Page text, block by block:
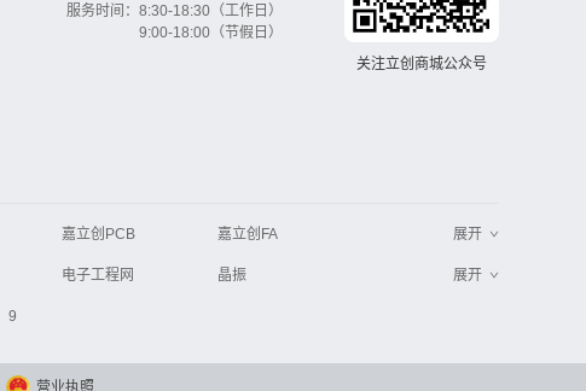
服务时间： 8:30-18:30（工作日）
9:00-18:00（节假日）
关注立创商城公众号
嘉立创PCB
嘉立创FA
展开
电子工程网
晶振
展开
9
营业执照